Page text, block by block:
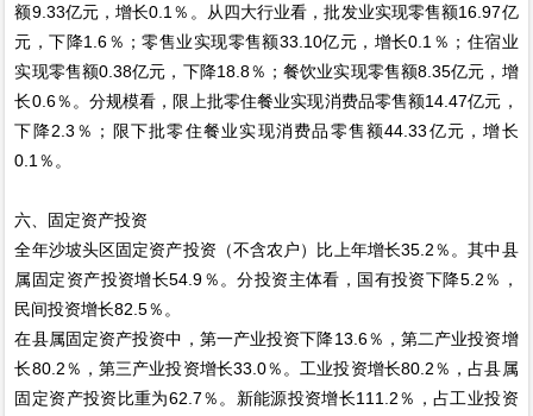
额9.33亿元，增长0.1％。从四大行业看，批发业实现零售额16.97亿
元，下降1.6％；零售业实现零售额33.10亿元，增长0.1％；住宿业
实现零售额0.38亿元，下降18.8％；餐饮业实现零售额8.35亿元，增
长0.6％。分规模看，限上批零住餐业实现消费品零售额14.47亿元，
下降2.3％；限下批零住餐业实现消费品零售额44.33亿元，增长
0.1％。
六、固定资产投资
全年沙坡头区固定资产投资（不含农户）比上年增长35.2％。其中县
属固定资产投资增长54.9％。分投资主体看，国有投资下降5.2％，
民间投资增长82.5％。
在县属固定资产投资中，第一产业投资下降13.6％，第二产业投资增
长80.2％，第三产业投资增长33.0％。工业投资增长80.2％，占县属
固定资产投资比重为62.7％。新能源投资增长111.2％，占工业投资